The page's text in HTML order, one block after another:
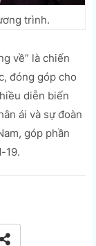
trình.
về” là chiến
đóng góp cho
diễn biến
ái và sự đoàn
góp phần
19.